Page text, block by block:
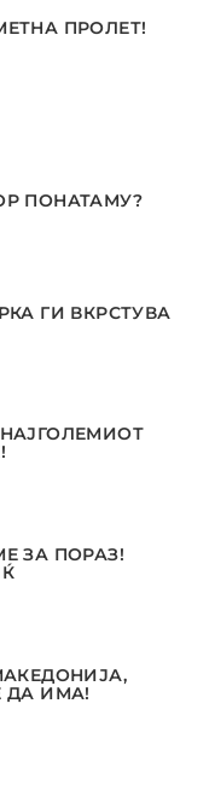
ПРОЛЕТ!
ПОНАТАМУ?
ГИ ВКРСТУВА
ЗА ПОРАЗ!
ДА ИМА!